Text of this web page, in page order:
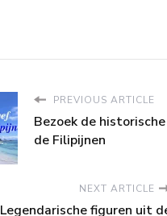
PREVIOUS ARTICLE
Bezoek de
de Filipijnen
NEXT ARTICLE
Legendarische figuren uit